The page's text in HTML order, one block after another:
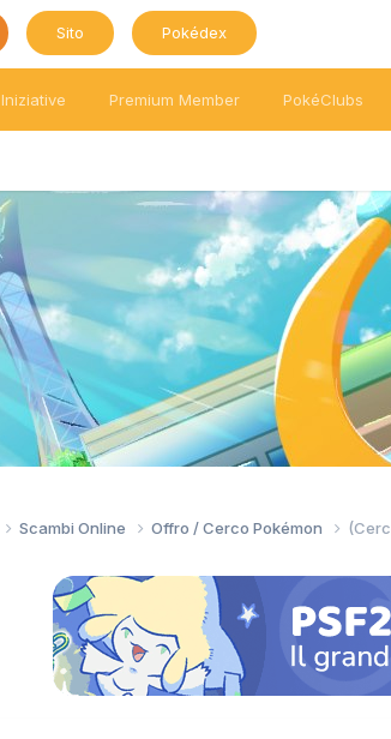
Sito Pokédex
Iniziative Premium Member PokéClubs
Scambi Online Offro / Cerco Pokémon